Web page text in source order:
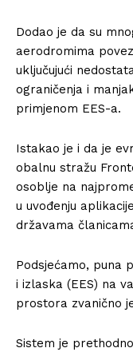
Dodao je da su
aerodromima
uključujući
ograničenja i
primjenom EES-a.
Istakao je i da je
obalnu stražu
osoblje na
u uvođenju
državama
Podsjećamo, puna
i izlaska (EES) na
prostora zvanično
Sistem je